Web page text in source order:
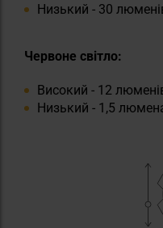
Низький - 30
Червоне світло:
Високий - 12
Низький - 1,5